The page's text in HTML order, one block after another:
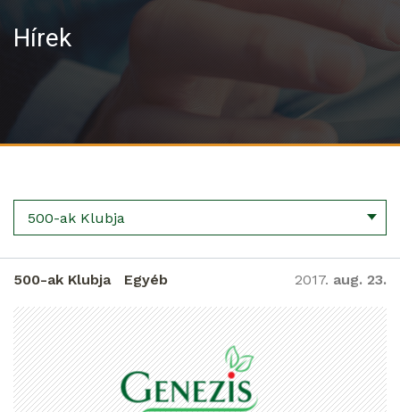
Hírek
500-ak Klubja
500-ak Klubja Egyéb 2017. aug. 23.